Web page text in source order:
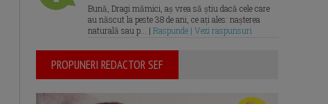
Bună, Dragi mămici, aș vrea să știu dacă cele care
au născut la peste 38 de ani, ce ați ales: nașterea
naturală sau p... | Raspunde | Vezi raspunsuri
PROPUNERI REDACTOR SEF